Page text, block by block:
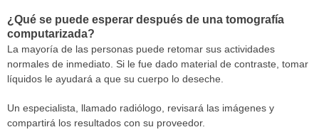
¿Qué se puede esperar después de una tomografía
computarizada?
La mayoría de las personas puede retomar sus actividades
normales de inmediato. Si le fue dado material de contraste, tomar
líquidos le ayudará a que su cuerpo lo deseche.
Un especialista, llamado radiólogo, revisará las imágenes y
compartirá los resultados con su proveedor.